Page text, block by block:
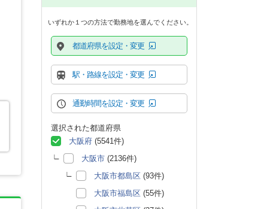
いずれか１つの方法で勤務地を選んでください。
都道府県を設定・変更
駅・路線を設定・変更
通勤時間を設定・変更
選択された都道府県
大阪府 (5541件)
大阪市 (2136件)
大阪市都島区 (93件)
大阪市福島区 (55件)